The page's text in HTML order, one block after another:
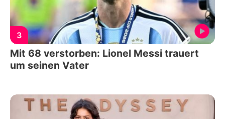
3
Mit 68 verstorben: Lionel Messi trauert
um seinen Vater